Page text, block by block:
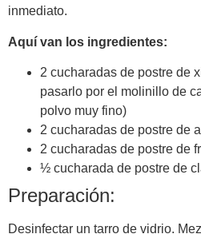
inmediato.
Aquí van los ingredientes:
2 cucharadas de postre de
pasarlo por el molinillo de
polvo muy fino)
2 cucharadas de postre de
2 cucharadas de postre de
½ cucharada de postre de
Preparación:
Desinfectar un tarro de vidrio.